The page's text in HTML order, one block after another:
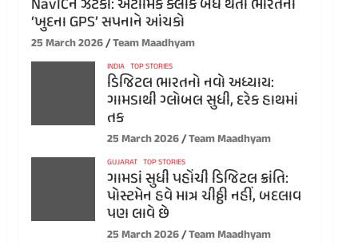
NavICને ઝટકો: એટોમિક ક્લોક બંધ થતા ભારતના
‘ખુદના GPS’ સપનાને આંચકો
25 March 2026 Team Maadhyam
INDIA TOP STORIES
ડિજિટલ ભારતનો નવો અધ્યાય:
ગામડાથી ગ્લોબલ સુધી, દરેક હાથમાં
તક
25 March 2026 Team Maadhyam
GUJARAT TOP STORIES
ગામડાં સુધી પહોંચી ડિજિટલ ક્રાંતિ:
પોસ્ટમેન હવે માત્ર ચીઠ્ઠી નહીં, બદલાવ
પણ લાવે છે
25 March 2026 Team Maadhyam